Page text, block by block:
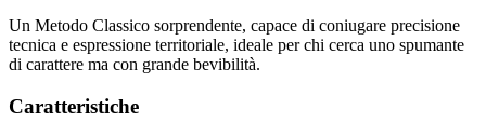
Un Metodo Classico sorprendente, capace di coniugare precisione
tecnica e espressione territoriale, ideale per chi cerca uno spumante
di carattere ma con grande bevibilità.
Caratteristiche